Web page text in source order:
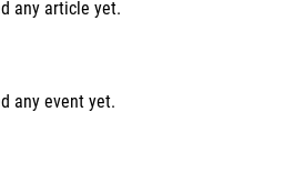
any article yet.
any event yet.